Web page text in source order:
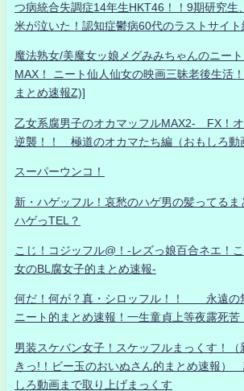
つ病統合失調症14年生HKT46！！9期研究生
米が泣いた！認知症鬱病60代のラストサイト
魔法熟女/美魔女ッ娘メグみみちゃんのニー
MAX！ ニート仙人仙女の映画三昧老後生活
まとめ速報Z)]
乙女系腐男子のオカマッフルMAX2- FX！
逆襲！！ 極道のオカマたち編（おもしろ動
スーパーウンコ！
新・ハゲッフル！哀愁のハゲ男の髪ってるま
ハゲっTEL？
こじ！コジッフル@！-レズっ娘百合ネエ！
女のBL腐女子的まとめ速報-
何だ！何が？真・シロッフル！！ 永遠の
ニート的まとめ速報！一生童貞上等夜露死苦
男装スケバン女子！スケッフルまっくす！（
きっ!！ビー玉のおいぬさん的まとめ速報）
しろ動画まで取り上げまっくす